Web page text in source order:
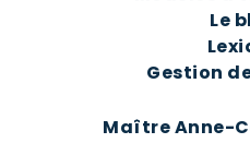
Le
Gestion
Maître Anne-